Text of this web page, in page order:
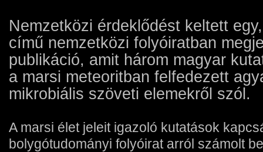
Nemzetközi érdeklődést keltett
című nemzetközi folyóiratban
publikáció, amit három magyar
a marsi meteoritban felfedezett
mikrobiális szöveti elemekről szól.
A marsi élet jeleit igazoló kutatások
bolygótudományi folyóirat arról számolt